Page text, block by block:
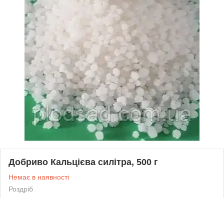
Добриво Кальцієва силітра, 500 г
Немає в наявності
Роздріб